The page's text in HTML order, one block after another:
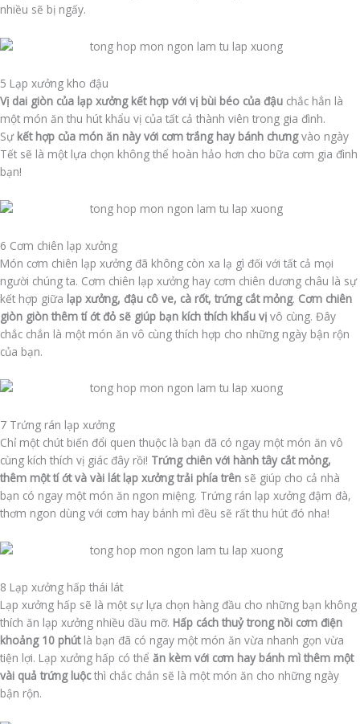
nhiều sẽ bị ngấy.
5 Lạp xưởng kho đậu
Vị dai giòn của lạp xưởng kết hợp với vị bùi béo của đậu chắc hẳn là
một món ăn thu hút khẩu vị của tất cả thành viên trong gia đình.
Sự kết hợp của món ăn này với cơm trắng hay bánh chưngvào ngày
Tết sẽ là một lựa chọn không thể hoàn hảo hơn cho bữa cơm gia đình
bạn!
6 Cơm chiên lạp xưởng
Món cơm chiên lạp xưởng đã không còn xa lạ gì đối với tất cả mọi
người chúng ta. Cơm chiên lạp xưởng hay cơm chiên dương châu là sự
kết hợp giữa lạp xưởng, đậu cô ve, cà rốt, trứng cắt mỏng. Cơm chiên
giòn giòn thêm tí ớt đỏ sẽ giúp bạn kích thích khẩu vị vô cùng. Đây
chắc chắn là một món ăn vô cùng thích hợp cho những ngày bận rộn
của bạn.
7 Trứng rán lạp xưởng
Chỉ một chút biến đổi quen thuộc là bạn đã có ngay một món ăn vô
cùng kích thích vị giác đây rồi! Trứng chiên với hành tây cắt mỏng,
thêm một tí ớt và vài lát lạp xưởng trải phía trên sẽ giúp cho cả nhà
bạn có ngay một món ăn ngon miệng. Trứng rán lạp xưởng đậm đà,
thơm ngon dùng với cơm hay bánh mì đều sẽ rất thu hút đó nha!
8 Lạp xưởng hấp thái lát
Lạp xưởng hấp sẽ là một sự lựa chọn hàng đầu cho những bạn không
thích ăn lạp xưởng nhiều dầu mỡ. Hấp cách thuỷ trong nồi cơm điện
khoảng 10 phútlà bạn đã có ngay một món ăn vừa nhanh gọn vừa
tiện lợi. Lạp xưởng hấp có thể ăn kèm với cơm hay bánh mì thêm một
vài quả trứng luộcthì chắc chắn sẽ là một món ăn cho những ngày
bận rộn.